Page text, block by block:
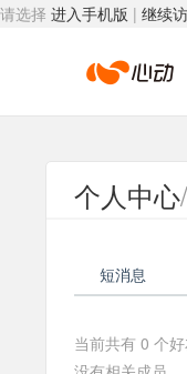
请选择 进入手机版 | 继续
心
个人中心
短消息
当前共有 0 个